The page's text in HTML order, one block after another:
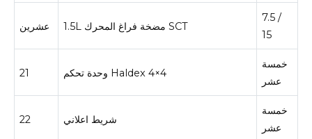
عشرين 1.5L مضخة فراغ المحرك SCT
7.5 /
15
21 وحدة تحكم Haldex 4×4
خمسة
عشر
22 شريط اعلاني
خمسة
عشر